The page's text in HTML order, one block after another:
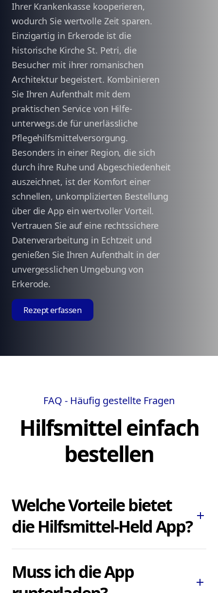
Ihrer Krankenkasse kooperieren,
wodurch Sie wertvolle Zeit sparen.
Einzigartig in Erkerode ist die
historische Kirche St. Petri, die
Besucher mit ihrer romanischen
Architektur begeistert. Kombinieren
Sie Ihren Aufenthalt mit dem
praktischen Service von Hilfe-
unterwegs.de für unerlässliche
Pflegehilfsmittelversorgung.
Besonders in einer Region, die sich
durch ihre Ruhe und Abgeschiedenheit
auszeichnet, ist der Komfort einer
schnellen, unkomplizierten Bestellung
über die App ein wertvoller Vorteil.
Vertrauen Sie auf eine rechtssichere
Datenverarbeitung in Echtzeit und
genießen Sie Ihren Aufenthalt in der
unvergesslichen Umgebung von
Erkerode.
Rezept erfassen
FAQ - Häufig gestellte Fragen
Hilfsmittel einfach
bestellen
Welche Vorteile bietet
die Hilfsmittel-Held App? add
Ihnen, dringend benötigte Pflegehilfsmittel
und Hilfsmittel schnell und bequem zu
Muss ich die App
add